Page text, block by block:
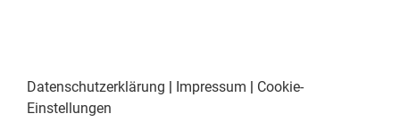
Datenschutzerklärung Impressum
Cookie-
Einstellungen